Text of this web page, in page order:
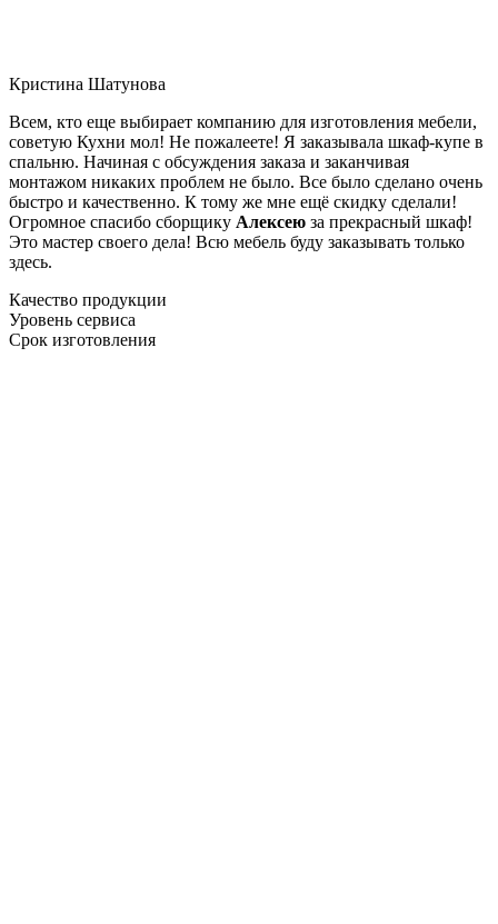
Кристина Шатунова
Всем, кто еще выбирает компанию для изготовления мебели,
советую Кухни мол! Не пожалеете! Я заказывала шкаф-купе в
спальню. Начиная с обсуждения заказа и заканчивая
монтажом никаких проблем не было. Все было сделано очень
быстро и качественно. К тому же мне ещё скидку сделали!
Огромное спасибо сборщику Алексею за прекрасный шкаф!
Это мастер своего дела! Всю мебель буду заказывать только
здесь.
Качество продукции
Уровень сервиса
Срок изготовления